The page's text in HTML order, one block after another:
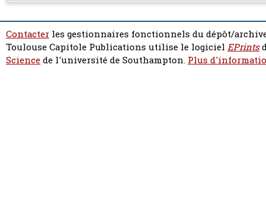
Contacter les gestionnaires fonctionnels du dépôt/
Toulouse Capitole Publications utilise le logiciel EPrints
Sciencede l'université de Southampton. Plus